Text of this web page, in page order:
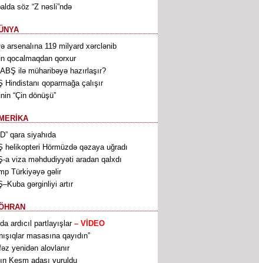
söz “Z nəsli”ndə
arsenalına 119 milyard xərclənib
qocalmaqdan qorxur
ilə müharibəyə hazırlaşır?
Hindistanı qoparmağa çalışır
“Çin dönüşü”
qara siyahıda
helikopteri Hörmüzdə qəzaya uğradı
a viza məhdudiyyəti aradan qalxdı
Türkiyəyə gəlir
gərginliyi artır
ardıcıl partlayışlar– VİDEO
masasına qayıdın”
yenidən alovlanır
Keşm adası vuruldu